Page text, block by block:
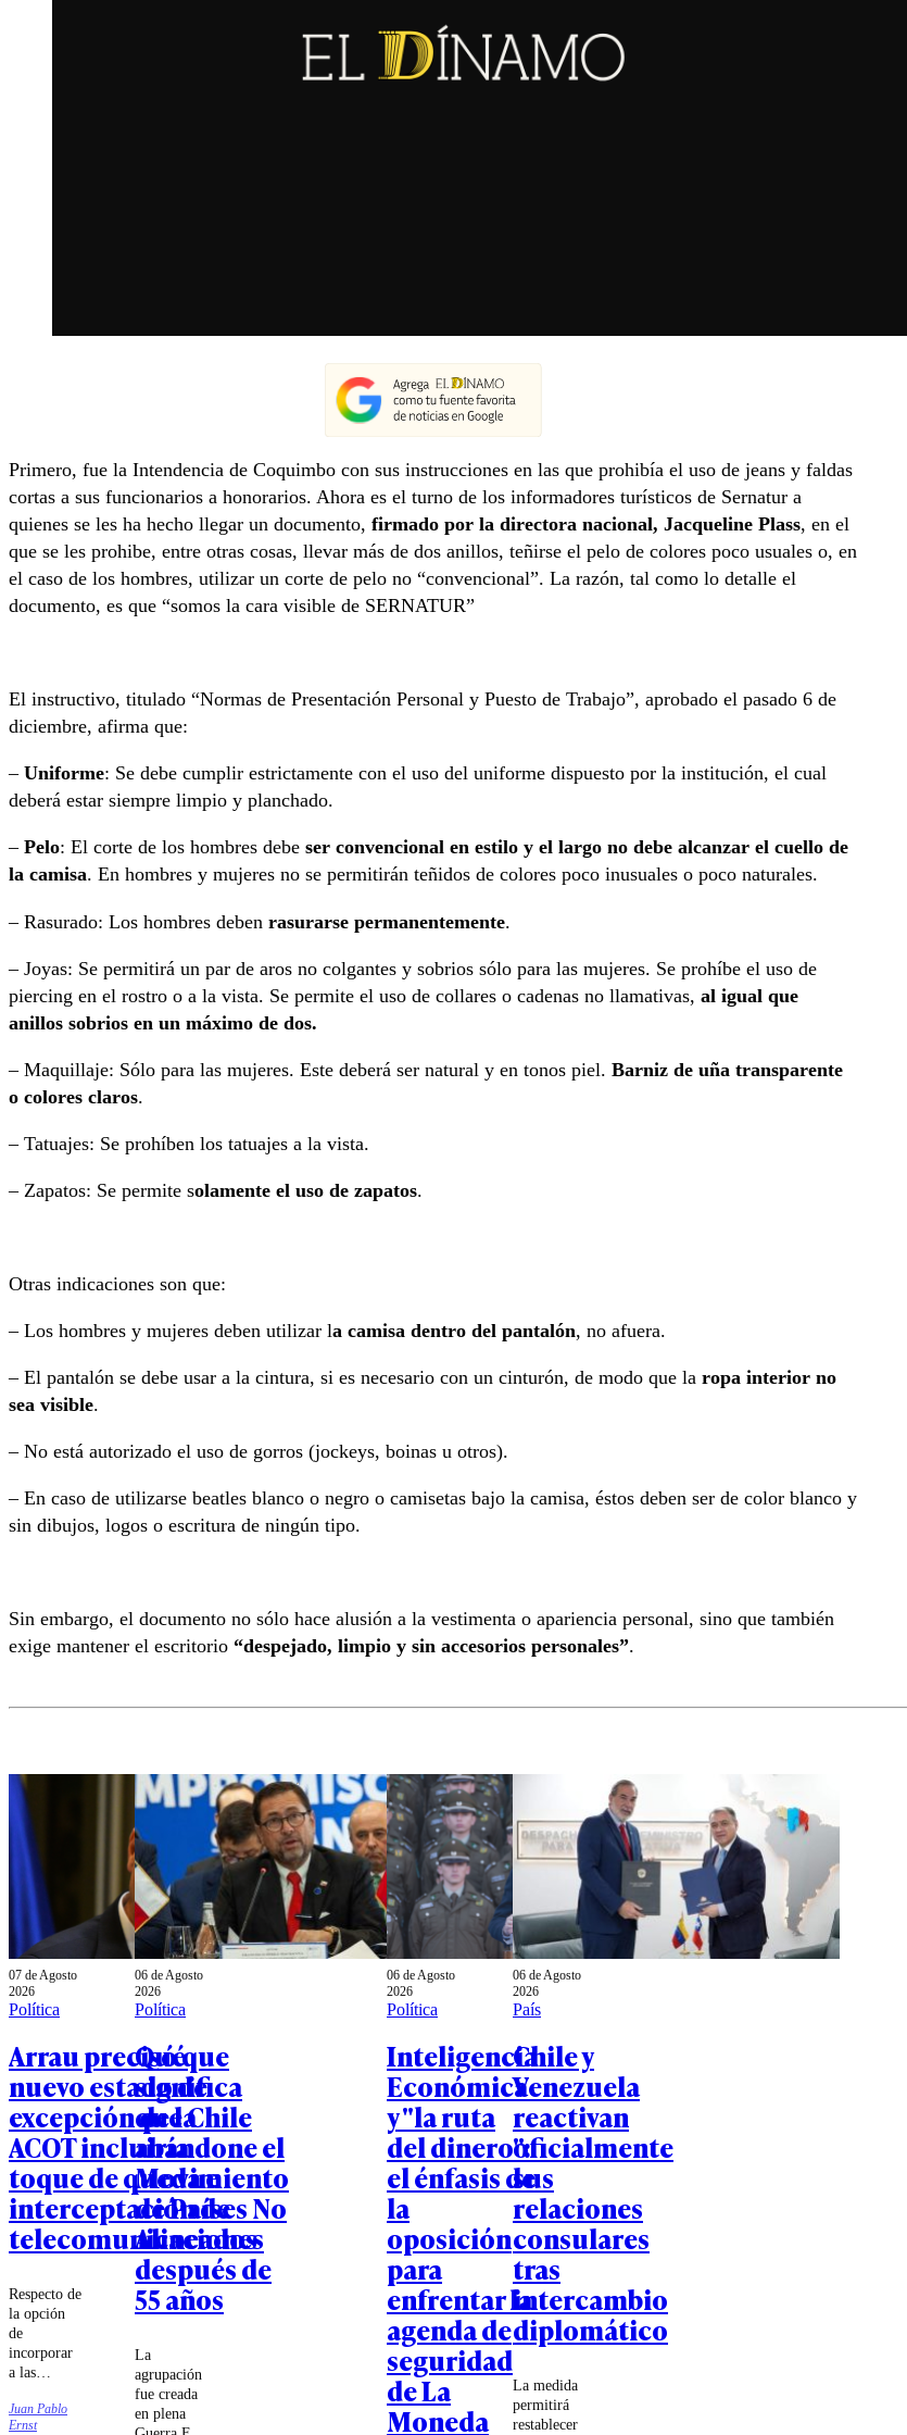
Primero, fue la Intendencia de Coquimbo con sus instrucciones en las que prohibía el uso de jeans y faldas
cortas a sus funcionarios a honorarios. Ahora es el turno de los informadores turísticos de Sernatur a
quienes se les ha hecho llegar un documento, firmado por la directora nacional, Jacqueline Plass, en el
que se les prohibe, entre otras cosas, llevar más de dos anillos, teñirse el pelo de colores poco usuales o, en
el caso de los hombres, utilizar un corte de pelo no “convencional”. La razón, tal como lo detalle el
documento, es que “somos la cara visible de SERNATUR”
El instructivo, titulado “Normas de Presentación Personal y Puesto de Trabajo”, aprobado el pasado 6 de
diciembre, afirma que:
– Uniforme: Se debe cumplir estrictamente con el uso del uniforme dispuesto por la institución, el cual
deberá estar siempre limpio y planchado.
– Pelo: El corte de los hombres debe ser convencional en estilo y el largo no debe alcanzar el cuello de
la camisa. En hombres y mujeres no se permitirán teñidos de colores poco inusuales o poco naturales.
– Rasurado: Los hombres deben rasurarse permanentemente.
– Joyas: Se permitirá un par de aros no colgantes y sobrios sólo para las mujeres. Se prohíbe el uso de
piercing en el rostro o a la vista. Se permite el uso de collares o cadenas no llamativas, al igual que
anillos sobrios en un máximo de dos.
– Maquillaje: Sólo para las mujeres. Este deberá ser natural y en tonos piel. Barniz de uña transparente
o colores claros.
– Tatuajes: Se prohíben los tatuajes a la vista.
– Zapatos: Se permite solamente el uso de zapatos.
Otras indicaciones son que:
– Los hombres y mujeres deben utilizar la camisa dentro del pantalón, no afuera.
– El pantalón se debe usar a la cintura, si es necesario con un cinturón, de modo que la ropa interior no
sea visible.
– No está autorizado el uso de gorros (jockeys, boinas u otros).
– En caso de utilizarse beatles blanco o negro o camisetas bajo la camisa, éstos deben ser de color blanco y
sin dibujos, logos o escritura de ningún tipo.
Sin embargo, el documento no sólo hace alusión a la vestimenta o apariencia personal, sino que también
exige mantener el escritorio “despejado, limpio y sin accesorios personales”.
07 de Agosto
2026
Política
Arrau precisó que
nuevo estado de
excepción de la
ACOT incluiría
toque de queda e
interceptación de
telecomunicaciones
Respecto de
la opción
de
incorporar
a las
Armadas en
estas
Juan Pablo
Ernst
06 de Agosto
2026
Política
Qué
significa
que Chile
abandone el
Movimiento
de Países No
Alineados
después de
55 años
La
agrupación
fue creada
en plena
06 de Agosto
2026
Política
Inteligencia
Económica
y "la ruta
del dinero":
el énfasis de
la
oposición
para
enfrentar la
agenda de
seguridad
de La
Moneda
06 de Agosto
2026
País
Chile y
Venezuela
reactivan
oficialmente
sus
relaciones
consulares
tras
intercambio
diplomático
La medida
permitirá
restablecer